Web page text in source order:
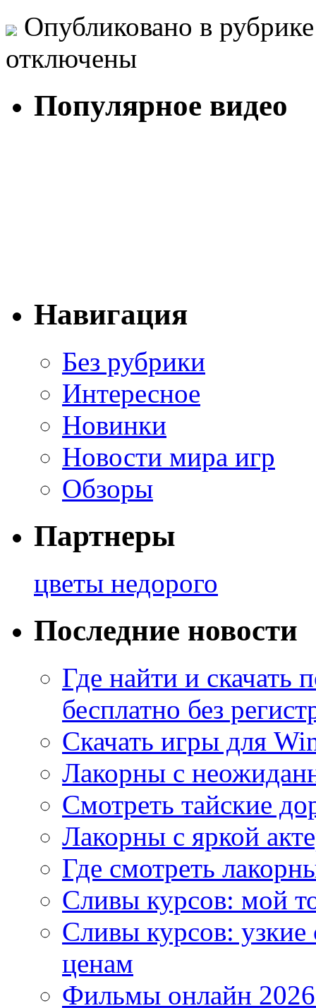
Опубликовано в
отключены
Популярное видео
Навигация
Без рубрики
Интересное
Новинки
Новости мира игр
Обзоры
Партнеры
цветы недорого
Последние новости
Где найти и
бесплатно без
Скачать игры для
Лакорны с
Смотреть тайские
Лакорны с яркой
Где смотреть
Сливы курсов: мой
Сливы курсов:
ценам
Фильмы онлайн